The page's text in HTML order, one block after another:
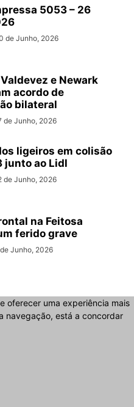
5053 – 26
de Junho, 2026
e Newark
acordo de
bilateral
de Junho, 2026
ligeiros em colisão
junto ao Lidl
de Junho, 2026
na Feitosa
ferido grave
Junho, 2026
oferecer uma experiência mais
navegação, está a concordar